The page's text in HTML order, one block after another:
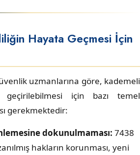
Hayata Geçmesi İçin
uzmanlarına göre, kademeli
geçirilebilmesi için bazı temel
gerekmektedir:
dokunulmaması: 7438
hakların korunması, yeni